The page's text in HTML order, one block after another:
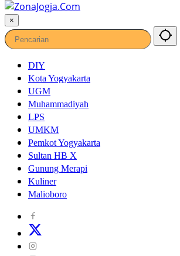
×
DIY
Kota Yogyakarta
UGM
Muhammadiyah
LPS
UMKM
Pemkot Yogyakarta
Sultan HB X
Gunung Merapi
Kuliner
Malioboro